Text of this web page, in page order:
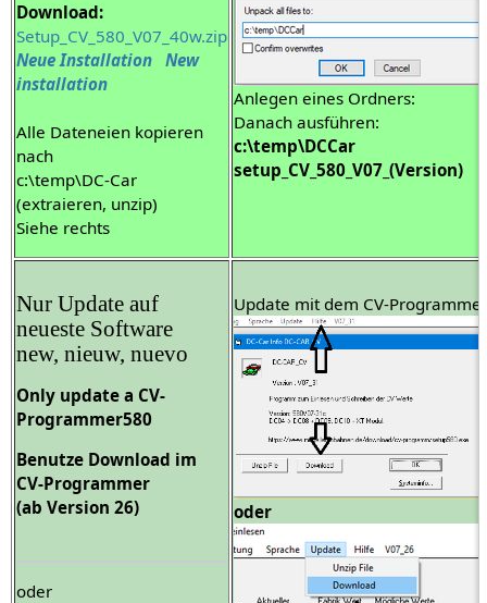
Download:
Setup_CV_580_V07_40w.zip
Neue Installation New
installation
Alle Dateneien kopieren
nach
c:\temp\DC-Car
(extraieren, unzip)
Siehe rechts
Anlegen eines Ordners:
Danach ausführen:
c:\temp\DCCar
setup_CV_580_V07_(Version)
Nur Update auf
neueste Software
new, nieuw, nuevo
Only update a CV-
Programmer580
Benutze Download im
CV-Programmer
(ab Version 26)
oder
Update mit dem CV-Programmer
oder